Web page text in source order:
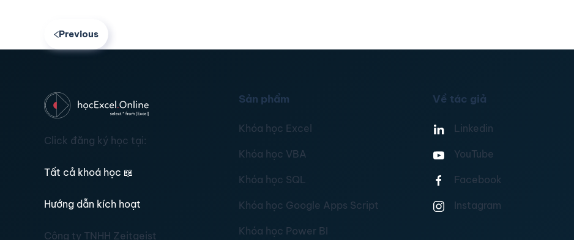
Previous
Click đăng ký học tại:
Tất cả khoá học 📖
Hướng dẫn kích hoạt
Công ty TNHH Zeitgeist
Sản phẩm
Khóa học Excel
Khóa học VBA
Khóa học SQL
Khóa học Google Apps Script
Khóa học Power BI
Về tác giả
Linkedin
YouTube
Facebook
Instagram